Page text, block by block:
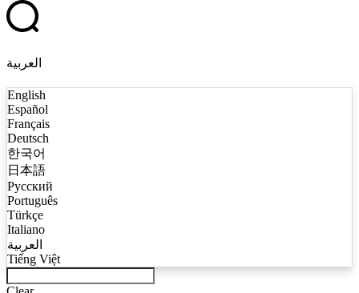
العربية
English
Español
Français
Deutsch
한국어
日本語
Русский
Português
Türkçe
Italiano
العربية
Tiếng Việt